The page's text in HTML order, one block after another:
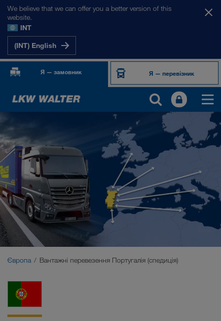
We believe that we can offer you a better version of this
website.
INT
(INT) English
Я — замовник Я — перевізник
НАШІ РИНКИ
Європа
Центральна Азія
Росія
Близький Схід
Європа Вантажні перевезення Португалія (спедиція)